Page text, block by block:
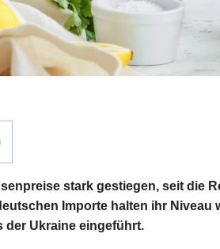
stark gestiegen, seit die
Importe halten ihr Niveau
der Ukraine eingeführt.